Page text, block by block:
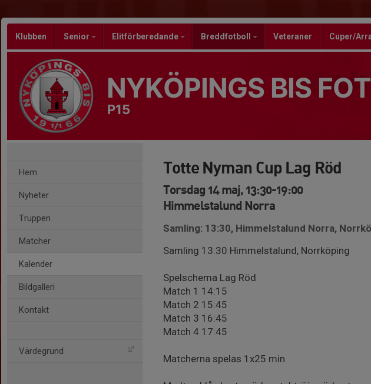
Klubben Senior Elitförberedande Breddfotboll Veteraner Cuper/
NYKÖPINGS BIS
P15
Hem
Nyheter
Truppen
Matcher
Kalender
Bildgalleri
Kontakt
Värdegrund
Totte Nyman Cup Lag Röd
Torsdag 14 maj, 13:30-19:00
Himmelstalund Norra
Samling: 13:30, Himmelstalund Norra,
Samling 13:30 Himmelstalund, Norrköping
Spelschema Lag Röd
Match 1 14:15
Match 2 15:45
Match 3 16:45
Match 4 17:45
Matcherna spelas 1x25 min